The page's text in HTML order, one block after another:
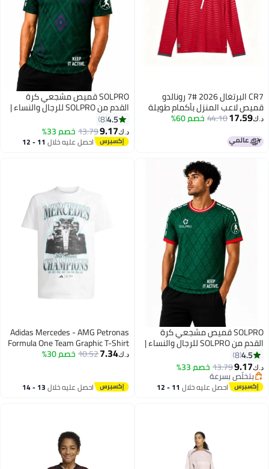
CR7 البرتغال 2026 #7 رونالدو
قميص لاعب المنزل بأكمام طويلة
نسخة المعجبين
د.ك‏17.59
44.10خصم 60%
9
SOLPRO قميص مشجعي كرة
القدم من SOLPRO للرجال والنساء |
قميص مطبوع سعودي
4.5
8
د.ك‏9.17
13.79خصم 33%
احصل عليه خلال 11 - 12
9
SOLPRO قميص مشجعي كرة
القدم من SOLPRO للرجال والنساء |
قميص مطبوع للمكسيك
4.5
8
د.ك‏9.17
13.79خصم 33%
بتخلّص بسرعة
بتخلّص بسرعةاحصل عليه خلال 11 - 12
Adidas Mercedes - AMG Petronas
Formula One Team Graphic T-Shirt
د.ك‏7.34
10.52خصم 30%
احصل عليه خلال 13 - 14